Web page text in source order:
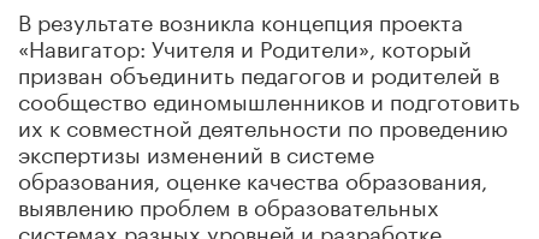
В результате возникла концепция проекта
«Навигатор: Учителя и Родители», который
призван объединить педагогов и родителей в
сообщество единомышленников и подготовить
их к совместной деятельности по проведению
экспертизы изменений в системе
образования, оценке качества образования,
выявлению проблем в образовательных
системах разных уровней и разработке